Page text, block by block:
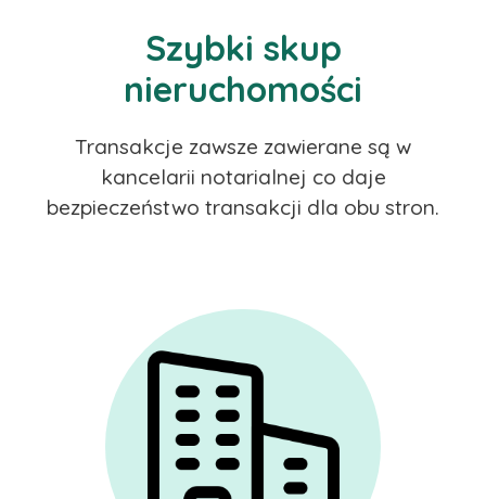
Szybki skup
nieruchomości
Transakcje zawsze zawierane są w
kancelarii notarialnej co daje
bezpieczeństwo transakcji dla obu stron.